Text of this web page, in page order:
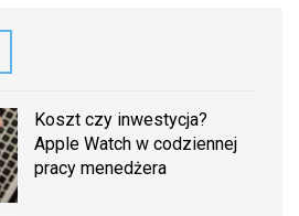
Koszt czy inwestycja?
Apple Watch w codziennej
pracy menedżera